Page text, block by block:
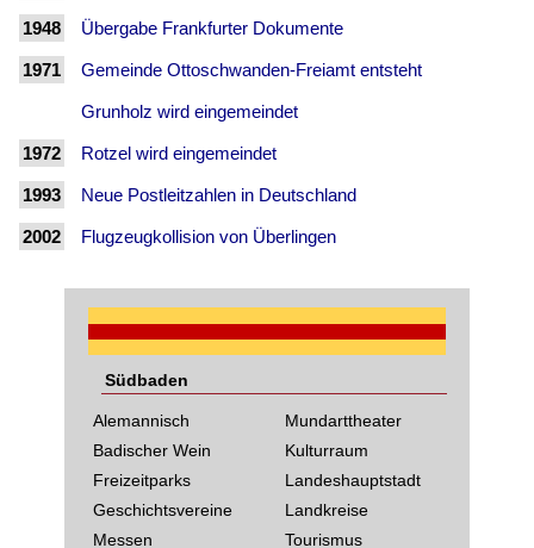
1948 Übergabe Frankfurter Dokumente
1971 Gemeinde Ottoschwanden-Freiamt entsteht
Grunholz wird eingemeindet
1972 Rotzel wird eingemeindet
1993 Neue Postleitzahlen in Deutschland
2002 Flugzeugkollision von Überlingen
Südbaden
Alemannisch
Badischer Wein
Freizeitparks
Geschichtsvereine
Messen
Mundarttheater
Kulturraum
Landeshauptstadt
Landkreise
Tourismus